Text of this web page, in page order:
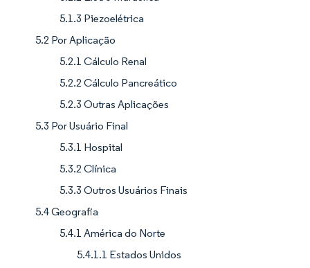
5.1.3 Piezoelétrica
5.2 Por Aplicação
5.2.1 Cálculo Renal
5.2.2 Cálculo Pancreático
5.2.3 Outras Aplicações
5.3 Por Usuário Final
5.3.1 Hospital
5.3.2 Clínica
5.3.3 Outros Usuários Finais
5.4 Geografia
5.4.1 América do Norte
5.4.1.1 Estados Unidos